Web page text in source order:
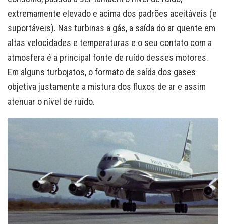
extremamente elevado e acima dos padrões aceitáveis (e
suportáveis). Nas turbinas a gás, a saída do ar quente em
altas velocidades e temperaturas e o seu contato com a
atmosfera é a principal fonte de ruído desses motores.
Em alguns turbojatos, o formato de saída dos gases
objetiva justamente a mistura dos fluxos de ar e assim
atenuar o nível de ruído.